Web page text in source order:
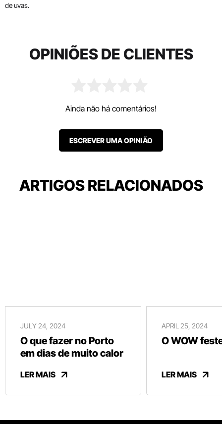
de uvas.
OPINIÕES DE CLIENTES
Ainda não há comentários!
ESCREVER UMA OPINIÃO
ARTIGOS RELACIONADOS
JULY 24, 2024
O que fazer no Porto
em dias de muito calor
LER MAIS
APRIL 25, 2024
O WOW
LER MAIS